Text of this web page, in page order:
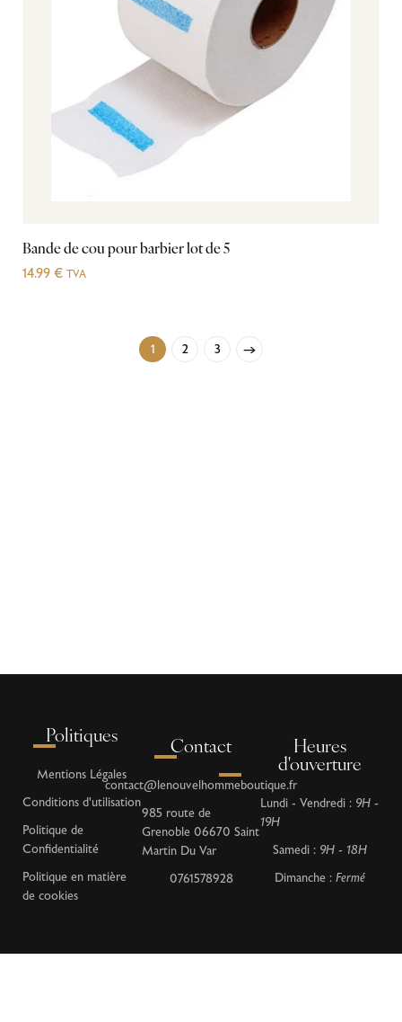
Bande de cou pour barbier lot de 5
14.99 € TVA
1 2 3 →
Politiques
Mentions Légales
Conditions d'utilisation
Politique de
Confidentialité
Politique en matière
de cookies
Contact
contact@lenouvelhommeboutique.fr
985 route de
Grenoble 06670 Saint
Martin Du Var
0761578928
Heures
d'ouverture
Lundi - Vendredi : 9H -
19H
Samedi : 9H - 18H
Dimanche :Fermé